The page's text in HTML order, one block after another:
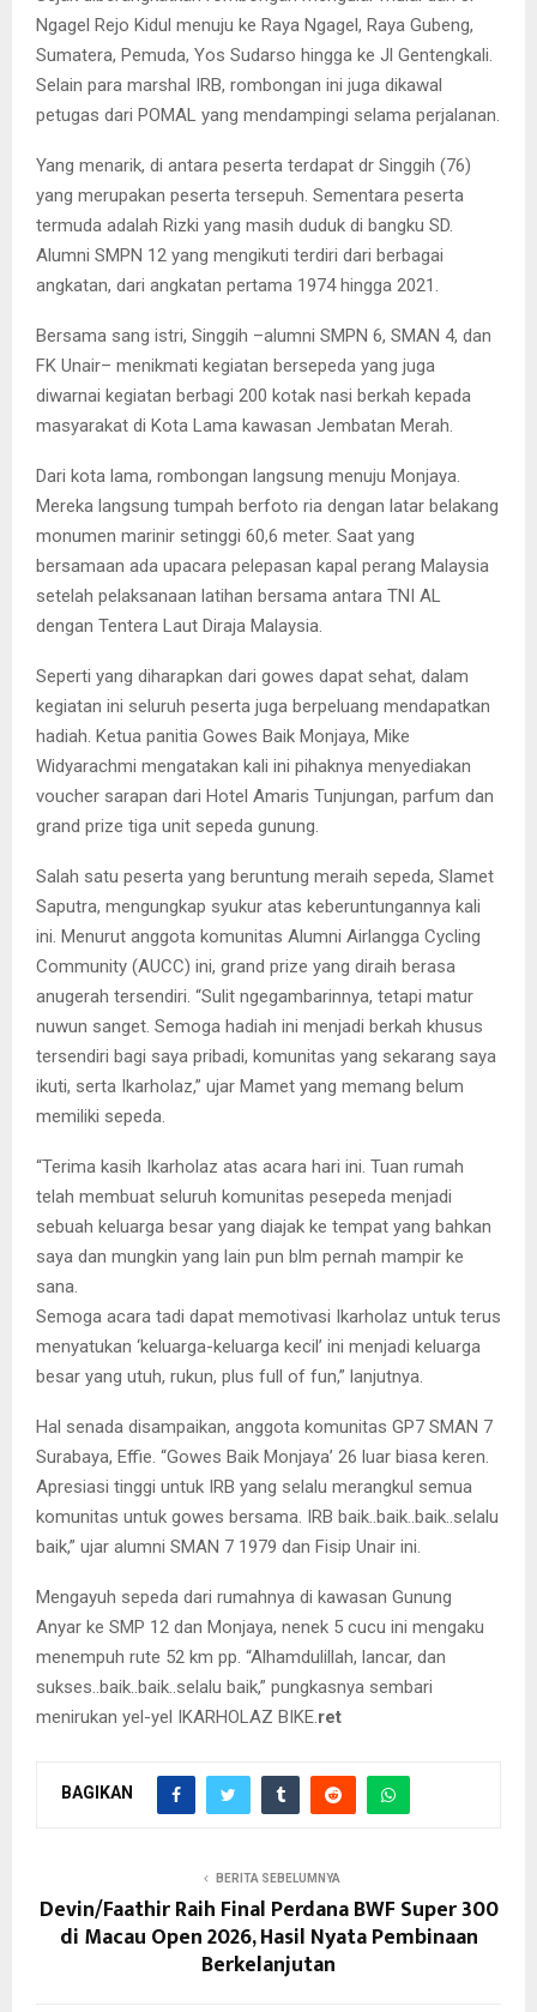
Ngagel Rejo Kidul menuju ke Raya Ngagel, Raya Gubeng,
Sumatera, Pemuda, Yos Sudarso hingga ke Jl Gentengkali.
Selain para marshal IRB, rombongan ini juga dikawal
petugas dari POMAL yang mendampingi selama perjalanan.
Yang menarik, di antara peserta terdapat dr Singgih (76)
yang merupakan peserta tersepuh. Sementara peserta
termuda adalah Rizki yang masih duduk di bangku SD.
Alumni SMPN 12 yang mengikuti terdiri dari berbagai
angkatan, dari angkatan pertama 1974 hingga 2021.
Bersama sang istri, Singgih –alumni SMPN 6, SMAN 4, dan
FK Unair– menikmati kegiatan bersepeda yang juga
diwarnai kegiatan berbagi 200 kotak nasi berkah kepada
masyarakat di Kota Lama kawasan Jembatan Merah.
Dari kota lama, rombongan langsung menuju Monjaya.
Mereka langsung tumpah berfoto ria dengan latar belakang
monumen marinir setinggi 60,6 meter. Saat yang
bersamaan ada upacara pelepasan kapal perang Malaysia
setelah pelaksanaan latihan bersama antara TNI AL
dengan Tentera Laut Diraja Malaysia.
Seperti yang diharapkan dari gowes dapat sehat, dalam
kegiatan ini seluruh peserta juga berpeluang mendapatkan
hadiah. Ketua panitia Gowes Baik Monjaya, Mike
Widyarachmi mengatakan kali ini pihaknya menyediakan
voucher sarapan dari Hotel Amaris Tunjungan, parfum dan
grand prize tiga unit sepeda gunung.
Salah satu peserta yang beruntung meraih sepeda, Slamet
Saputra, mengungkap syukur atas keberuntungannya kali
ini. Menurut anggota komunitas Alumni Airlangga Cycling
Community (AUCC) ini, grand prize yang diraih berasa
anugerah tersendiri. “Sulit ngegambarinnya, tetapi matur
nuwun sanget. Semoga hadiah ini menjadi berkah khusus
tersendiri bagi saya pribadi, komunitas yang sekarang saya
ikuti, serta Ikarholaz,” ujar Mamet yang memang belum
memiliki sepeda.
“Terima kasih Ikarholaz atas acara hari ini. Tuan rumah
telah membuat seluruh komunitas pesepeda menjadi
sebuah keluarga besar yang diajak ke tempat yang bahkan
saya dan mungkin yang lain pun blm pernah mampir ke
sana.
Semoga acara tadi dapat memotivasi Ikarholaz untuk terus
menyatukan ‘keluarga-keluarga kecil’ ini menjadi keluarga
besar yang utuh, rukun, plus full of fun,” lanjutnya.
Hal senada disampaikan, anggota komunitas GP7 SMAN 7
Surabaya, Effie. “Gowes Baik Monjaya’ 26 luar biasa keren.
Apresiasi tinggi untuk IRB yang selalu merangkul semua
komunitas untuk gowes bersama. IRB baik..baik..baik..selalu
baik,” ujar alumni SMAN 7 1979 dan Fisip Unair ini.
Mengayuh sepeda dari rumahnya di kawasan Gunung
Anyar ke SMP 12 dan Monjaya, nenek 5 cucu ini mengaku
menempuh rute 52 km pp. “Alhamdulillah, lancar, dan
sukses..baik..baik..selalu baik,” pungkasnya sembari
menirukan yel-yel IKARHOLAZ BIKE.ret
BAGIKAN
BERITA SEBELUMNYA
Devin/Faathir Raih Final Perdana BWF Super 300
di Macau Open 2026, Hasil Nyata Pembinaan
Berkelanjutan